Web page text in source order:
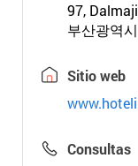
97,
부산광역
Sitio web
Consultas